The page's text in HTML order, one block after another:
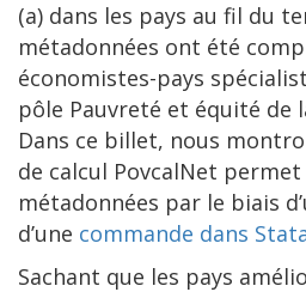
(a) dans les pays au fil du
métadonnées ont été
économistes-pays
pôle Pauvreté et équité de
Dans ce billet, nous
de calcul PovcalNet permet
métadonnées par le biais
d’une commande dans
Sachant que les pays